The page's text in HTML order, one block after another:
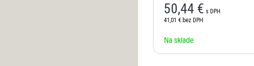
50,44 € s DPH
41,01 € bez DPH
Na sklade